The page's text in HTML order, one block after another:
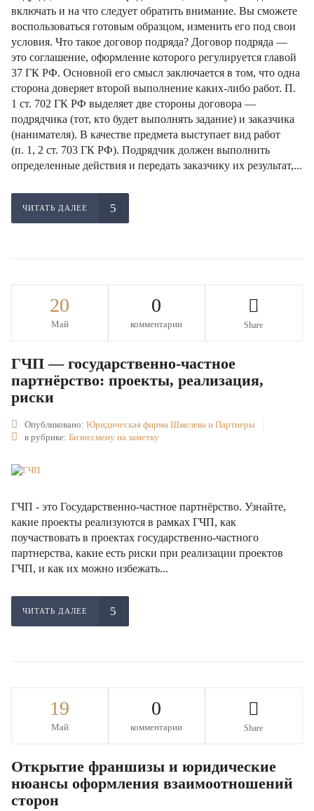
включать и на что следует обратить внимание. Вы сможете
воспользоваться готовым образцом, изменить его под свои
условия. Что такое договор подряда? Договор подряда —
это соглашение, оформление которого регулируется главой
37 ГК РФ. Основной его смысл заключается в том, что одна
сторона доверяет второй выполнение каких-либо работ. П.
1 ст. 702 ГК РФ выделяет две стороны договора —
подрядчика (тот, кто будет выполнять задание) и заказчика
(нанимателя). В качестве предмета выступает вид работ
(п. 1, 2 ст. 703 ГК РФ). Подрядчик должен выполнить
определенные действия и передать заказчику их результат,...
ЧИТАТЬ ДАЛЕЕ
20
Май
0
комментарии Share
ГЧП — государственно-частное
партнёрство: проекты, реализация,
риски
Опубликовано: Юридическая фирма Шмелева и Партнеры
в рубрике: Бизнесмену на заметку
ГЧП - это Государственно-частное партнёрство. Узнайте,
какие проекты реализуются в рамках ГЧП, как
поучаствовать в проектах государственно-частного
партнерства, какие есть риски при реализации проектов
ГЧП, и как их можно избежать...
ЧИТАТЬ ДАЛЕЕ
19
Май
0
комментарии Share
Открытие франшизы и юридические
нюансы оформления взаимоотношений
сторон